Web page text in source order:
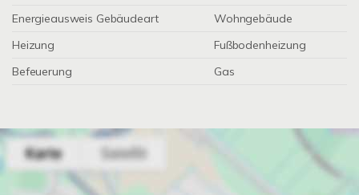
Energieausweis Gebäudeart
Wohngebäude
Heizung
Fußbodenheizung
Befeuerung
Gas